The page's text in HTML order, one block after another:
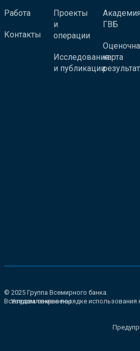
Работа
Контакты
Проекты
и
операции
Исследования
и публикации
Академия
ГВБ
карта
© 2025 Группа Всемирного банка.
Все права сохранены.
Уведомление о порядке